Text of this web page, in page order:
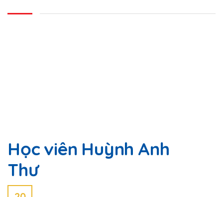
Học viên Huỳnh Anh
Thư